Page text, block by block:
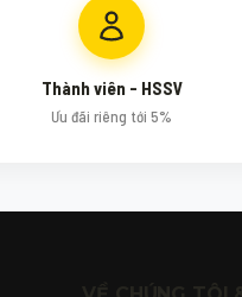
Thành viên - HSSV
Ưu đãi riêng tới 5%